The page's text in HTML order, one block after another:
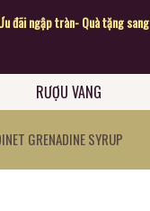
tràn- Quà tặng sang chảnh
RƯỢU VANG
GRENADINE SYRUP